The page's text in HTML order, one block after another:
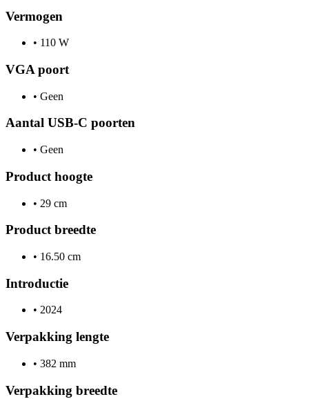
Vermogen
• 110 W
VGA poort
• Geen
Aantal USB-C poorten
• Geen
Product hoogte
• 29 cm
Product breedte
• 16.50 cm
Introductie
• 2024
Verpakking lengte
• 382 mm
Verpakking breedte